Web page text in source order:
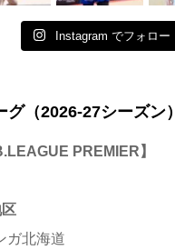
Instagram でフォロー
グ（2026-27シーズン）
PREMIER】
ガ北海道